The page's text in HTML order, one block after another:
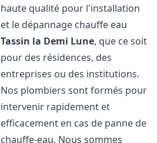
haute qualité pour l'installation
et le dépannage chauffe eau
Tassin la Demi Lune, que ce soit
pour des résidences, des
entreprises ou des institutions.
Nos plombiers sont formés pour
intervenir rapidement et
efficacement en cas de panne de
chauffe-eau. Nous sommes